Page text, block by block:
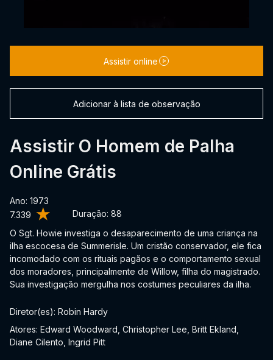
7.339 Duração: 88
Assistir O Homem de Palha
Online Grátis
Ano: 1973
O Sgt. Howie investiga o desaparecimento de uma criança na
ilha escocesa de Summerisle. Um cristão conservador, ele fica
incomodado com os rituais pagãos e o comportamento sexual
dos moradores, principalmente de Willow, filha do magistrado.
Sua investigação mergulha nos costumes peculiares da ilha.
Assistir online
Adicionar à lista de observação
Diretor(es): Robin Hardy
Atores: Edward Woodward, Christopher Lee, Britt Ekland,
Diane Cilento, Ingrid Pitt